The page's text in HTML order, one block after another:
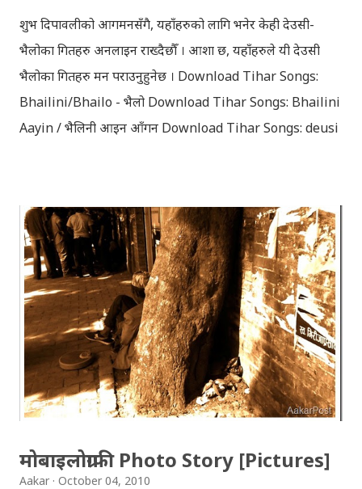
faces...
शुभ दिपावलीको आगमनसँगै, यहाँहरुको लागि भनेर केही देउसी-
भैलोका गितहरु अनलाइन राख्दैछौँ । आशा छ, यहाँहरुले यी देउसी
भैलोका गितहरु मन पराउनुहुनेछ । Download Tihar Songs:
Bhailini/Bhailo - भैलो Download Tihar Songs: Bhailini
Aayin / भैलिनी आइन आँगन Download Tihar Songs: deusi
Songs: diyo baali sanjh ko / दियो बाली साँझ को
Download: Tihar Dhun (Deusi,Bhailo)/ तिहार धुन(देउसी
भैलो)- सुरसुधा नोट: यी अपलोड गरिएका गितसंगितहरु व्यावसायिक
प्रायोजनको लागि प्रयोग नगर्न आग्रह गर्दछौँ । इन्टरनेटमा भेटिएका
गितहरुलाई हामीले यहाँ एकै ठाउँमा सजिलोको लागि राखिदिएको मात्र
हौँ । तपाई यदि यी गित संगितको सर्जक हुनुहुन्छ र गित संगित यहाँबाट
हटाउनुपर्ने भए जानकारी गराउनुहोला । फेरी एकपटक शुभ दिपावलीको
हार्दिक मंगलमय शुभकामना व्यक्त गर्दछौँ ।
मोबाइलोग्राफी Photo Story [Pictures]
Aakar October 04, 2010